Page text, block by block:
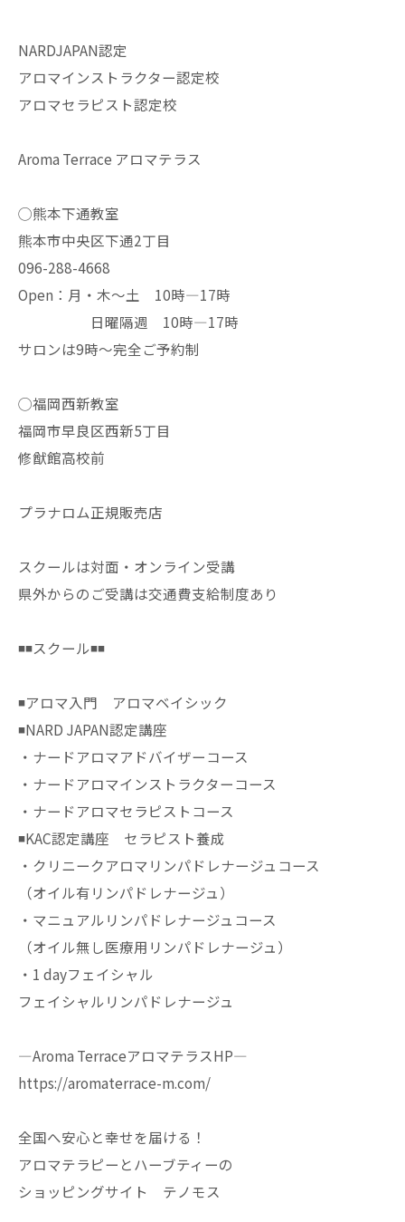
NARDJAPAN認定
アロマインストラクター認定校
アロマセラピスト認定校
Aroma Terrace アロマテラス
◯熊本下通教室
熊本市中央区下通2丁目
096-288-4668
Open：月・木〜土 10時—17時
日曜隔週 10時—17時
サロンは9時〜完全ご予約制
◯福岡西新教室
福岡市早良区西新5丁目
修猷館高校前
プラナロム正規販売店
スクールは対面・オンライン受講
県外からのご受講は交通費支給制度あり
◾️◾️スクール◾️◾️
◾️アロマ入門 アロマベイシック
◾️NARD JAPAN認定講座
・ナードアロマアドバイザーコース
・ナードアロマインストラクターコース
・ナードアロマセラピストコース
◾️KAC認定講座 セラピスト養成
・クリニークアロマリンパドレナージュコース
（オイル有リンパドレナージュ）
・マニュアルリンパドレナージュコース
（オイル無し医療用リンパドレナージュ）
・1 dayフェイシャル
フェイシャルリンパドレナージュ
—Aroma TerraceアロマテラスHP—
https://aromaterrace-m.com/
全国へ安心と幸せを届ける！
アロマテラピーとハーブティーの
ショッピングサイト テノモス